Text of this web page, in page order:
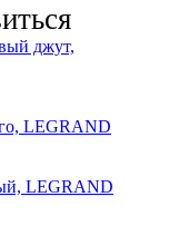
джут,
LEGRAND
LEGRAND